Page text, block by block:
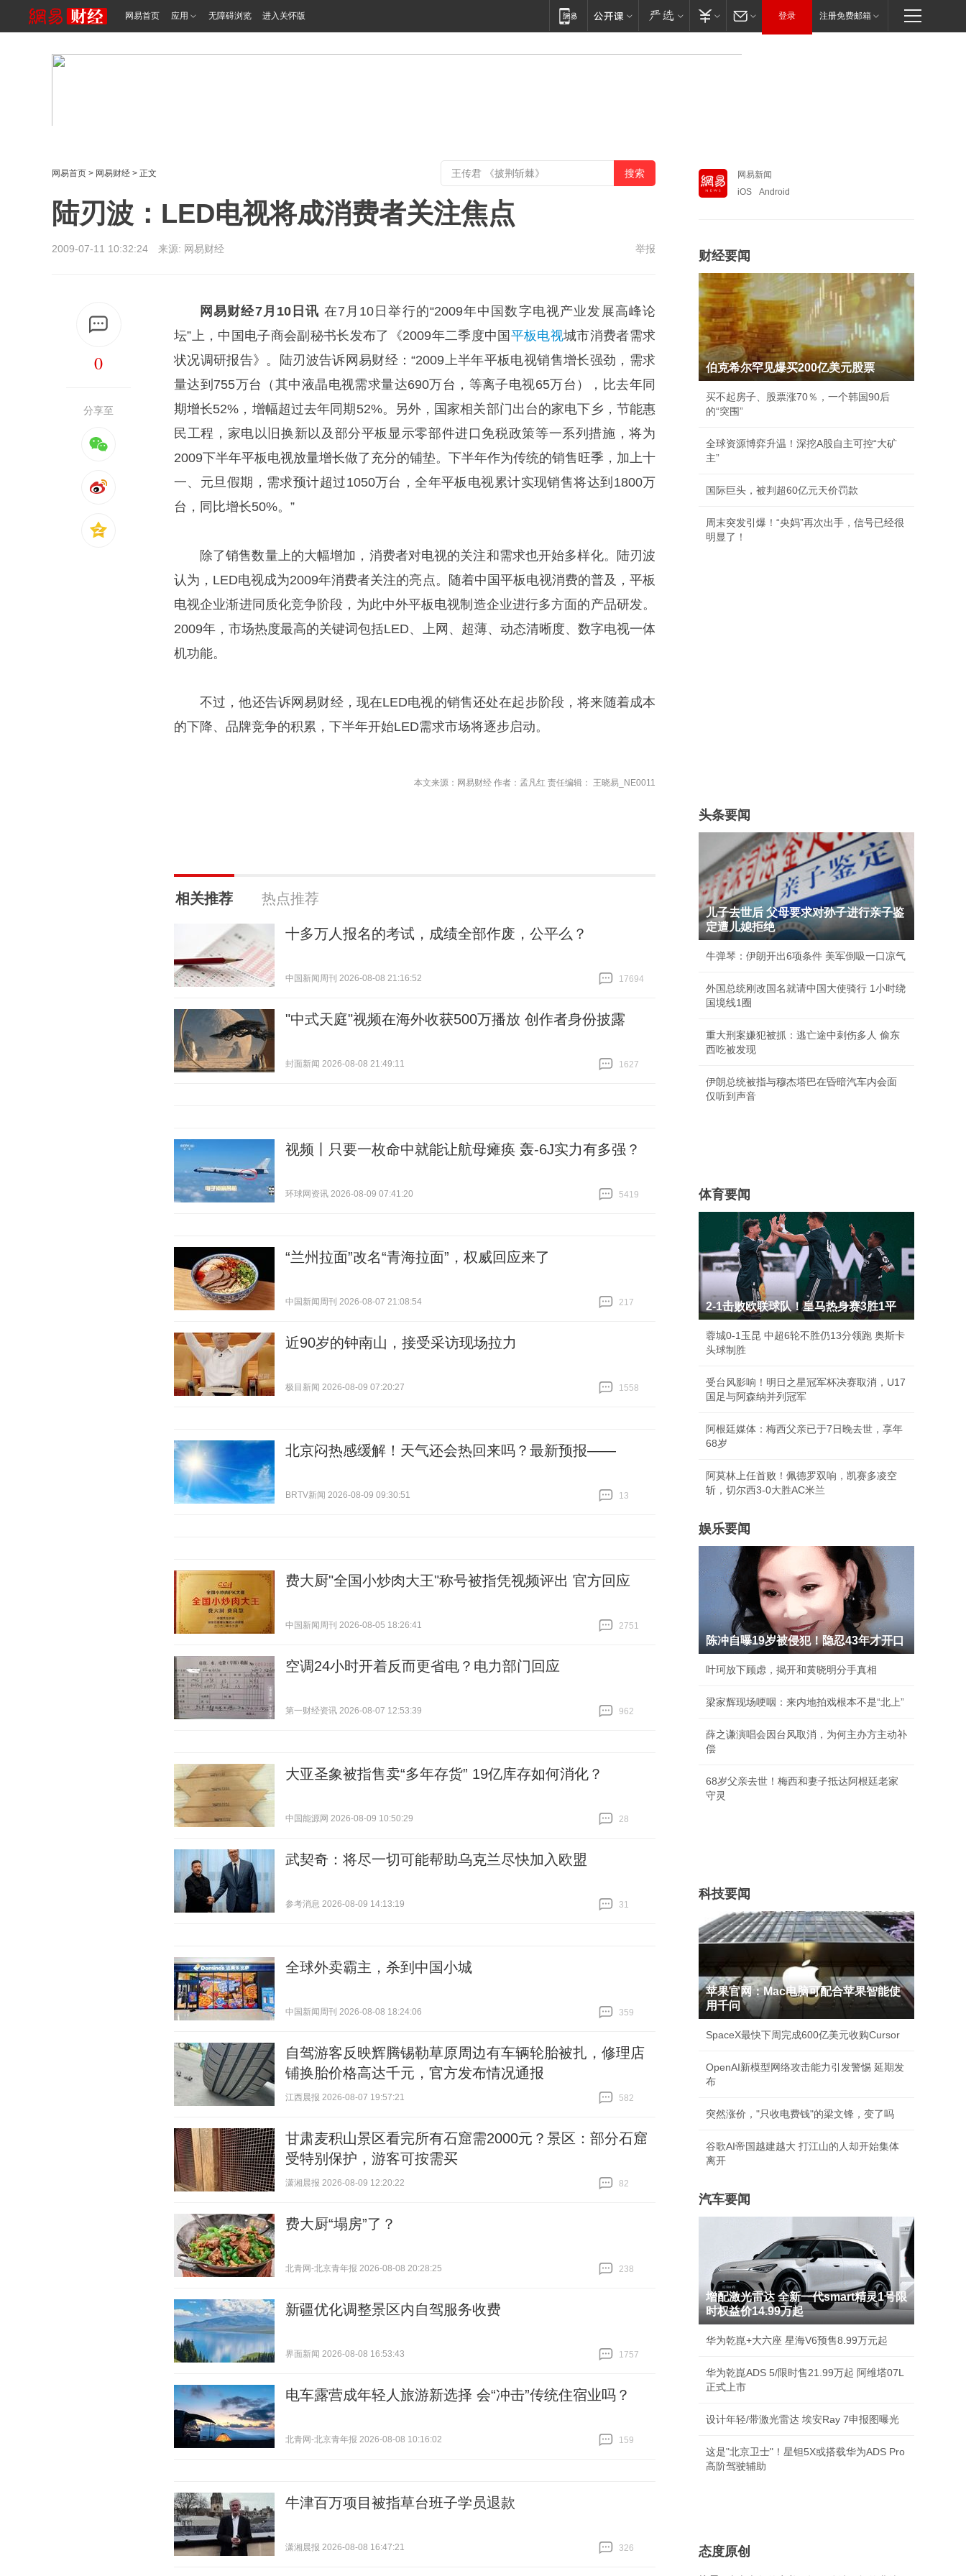
网易首页 应用 无障碍浏览 进入关怀版 登录 注册免费邮箱
网易首页 > 网易财经 > 正文
陆刃波：LED电视将成消费者关注焦点
2009-07-11 10:32:24 来源: 网易财经 举报
0
分享至
网易财经7月10日讯 在7月10日举行的“2009年中国数字电视产业发展高峰论
坛”上，中国电子商会副秘书长发布了《2009年二季度中国 平板电视城市消费者需求
状况调研报告》。陆刃波告诉网易财经：“2009上半年平板电视销售增长强劲，需求
量达到755万台（其中液晶电视需求量达690万台，等离子电视65万台），比去年同
期增长52%，增幅超过去年同期52%。另外，国家相关部门出台的家电下乡，节能惠
民工程，家电以旧换新以及部分平板显示零部件进口免税政策等一系列措施，将为
2009下半年平板电视放量增长做了充分的铺垫。下半年作为传统的销售旺季，加上十
一、元旦假期，需求预计超过1050万台，全年平板电视累计实现销售将达到1800万
台，同比增长50%。”
除了销售数量上的大幅增加，消费者对电视的关注和需求也开始多样化。陆刃波
认为，LED电视成为2009年消费者关注的亮点。随着中国平板电视消费的普及，平板
电视企业渐进同质化竞争阶段，为此中外平板电视制造企业进行多方面的产品研发。
2009年，市场热度最高的关键词包括LED、上网、超薄、动态清晰度、数字电视一体
机功能。
不过，他还告诉网易财经，现在LED电视的销售还处在起步阶段，将来随着成本
的下降、品牌竞争的积累，下半年开始LED需求市场将逐步启动。
本文来源：网易财经 作者：孟凡红 责任编辑： 王晓易_NE0011
相关推荐 热点推荐
十多万人报名的考试，成绩全部作废，公平么？
中国新闻周刊 2026-08-08 21:16:52
17694
"中式天庭"视频在海外收获500万播放 创作者身份披露
封面新闻 2026-08-08 21:49:11
1627
视频丨只要一枚命中就能让航母瘫痪 轰-6J实力有多强？
环球网资讯 2026-08-09 07:41:20
5419
“兰州拉面”改名“青海拉面”，权威回应来了
中国新闻周刊 2026-08-07 21:08:54
217
近90岁的钟南山，接受采访现场拉力
极目新闻 2026-08-09 07:20:27
1558
北京闷热感缓解！天气还会热回来吗？最新预报——
BRTV新闻 2026-08-09 09:30:51
13
费大厨"全国小炒肉大王"称号被指凭视频评出 官方回应
中国新闻周刊 2026-08-05 18:26:41
2751
空调24小时开着反而更省电？电力部门回应
第一财经资讯 2026-08-07 12:53:39
962
大亚圣象被指售卖“多年存货” 19亿库存如何消化？
中国能源网 2026-08-09 10:50:29
28
武契奇：将尽一切可能帮助乌克兰尽快加入欧盟
参考消息 2026-08-09 14:13:19
31
全球外卖霸主，杀到中国小城
中国新闻周刊 2026-08-08 18:24:06
359
自驾游客反映辉腾锡勒草原周边有车辆轮胎被扎，修理店
铺换胎价格高达千元，官方发布情况通报
江西晨报 2026-08-07 19:57:21
582
甘肃麦积山景区看完所有石窟需2000元？景区：部分石窟
受特别保护，游客可按需买
潇湘晨报 2026-08-09 12:20:22
82
费大厨“塌房”了？
北青网-北京青年报 2026-08-08 20:28:25
238
新疆优化调整景区内自驾服务收费
界面新闻 2026-08-08 16:53:43
1757
电车露营成年轻人旅游新选择 会“冲击”传统住宿业吗？
北青网-北京青年报 2026-08-08 10:16:02
159
牛津百万项目被指草台班子学员退款
潇湘晨报 2026-08-08 16:47:21
326
网易新闻
iOS
Android
财经要闻
伯克希尔罕见爆买200亿美元股票
买不起房子、股票涨70％，一个韩国90后
的“突围”
全球资源博弈升温！深挖A股自主可控“大矿
主”
国际巨头，被判超60亿元天价罚款
周末突发引爆！“央妈”再次出手，信号已经很
明显了！
头条要闻
儿子去世后 父母要求对孙子进行亲子鉴
定遭儿媳拒绝
牛弹琴：伊朗开出6项条件 美军倒吸一口凉气
外国总统刚改国名就请中国大使骑行 1小时绕
国境线1圈
重大刑案嫌犯被抓：逃亡途中刺伤多人 偷东
西吃被发现
伊朗总统被指与穆杰塔巴在昏暗汽车内会面
仅听到声音
体育要闻
2-1击败欧联球队！皇马热身赛3胜1平
蓉城0-1玉昆 中超6轮不胜仍13分领跑 奥斯卡
头球制胜
受台风影响！明日之星冠军杯决赛取消，U17
国足与阿森纳并列冠军
阿根廷媒体：梅西父亲已于7日晚去世，享年
68岁
阿莫林上任首败！佩德罗双响，凯赛多凌空
斩，切尔西3-0大胜AC米兰
娱乐要闻
陈冲自曝19岁被侵犯！隐忍43年才开口
叶珂放下顾虑，揭开和黄晓明分手真相
梁家辉现场哽咽：来内地拍戏根本不是“北上”
薛之谦演唱会因台风取消，为何主办方主动补
偿
68岁父亲去世！梅西和妻子抵达阿根廷老家
守灵
科技要闻
苹果官网：Mac电脑可配合苹果智能使
用千问
SpaceX最快下周完成600亿美元收购Cursor
OpenAI新模型网络攻击能力引发警惕 延期发
布
突然涨价，"只收电费钱"的梁文锋，变了吗
谷歌AI帝国越建越大 打江山的人却开始集体
离开
汽车要闻
增配激光雷达 全新一代smart精灵1号限
时权益价14.99万起
华为乾崑+大六座 星海V6预售8.99万元起
华为乾崑ADS 5/限时售21.99万起 阿维塔07L
正式上市
设计年轻/带激光雷达 埃安Ray 7申报图曝光
这是"北京卫士"！星钽5X或搭载华为ADS Pro
高阶驾驶辅助
态度原创